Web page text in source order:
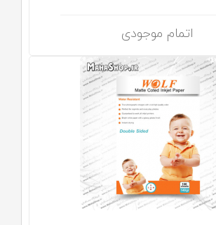
اتمام موجودی